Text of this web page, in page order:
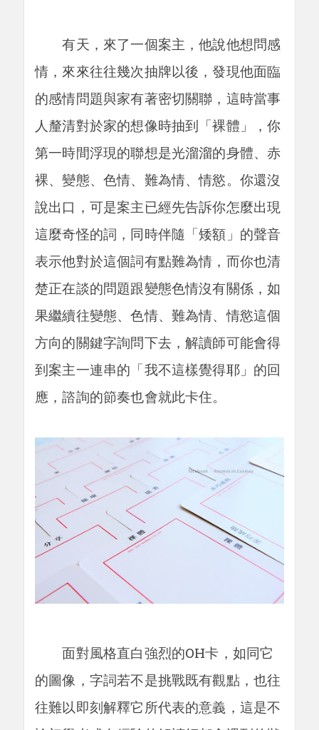
有天，來了一個案主，他說他想問感
情，來來往往幾次抽牌以後，發現他面臨
的感情問題與家有著密切關聯，這時當事
人釐清對於家的想像時抽到「裸體」，你
第一時間浮現的聯想是光溜溜的身體、赤
裸、變態、色情、難為情、情慾。你還沒
說出口，可是案主已經先告訴你怎麼出現
這麼奇怪的詞，同時伴隨「矮額」的聲音
表示他對於這個詞有點難為情，而你也清
楚正在談的問題跟變態色情沒有關係，如
果繼續往變態、色情、難為情、情慾這個
方向的關鍵字詢問下去，解讀師可能會得
到案主一連串的「我不這樣覺得耶」的回
應，諮詢的節奏也會就此卡住。
面對風格直白強烈的OH卡，如同它
的圖像，字詞若不是挑戰既有觀點，也往
往難以即刻解釋它所代表的意義，這是不